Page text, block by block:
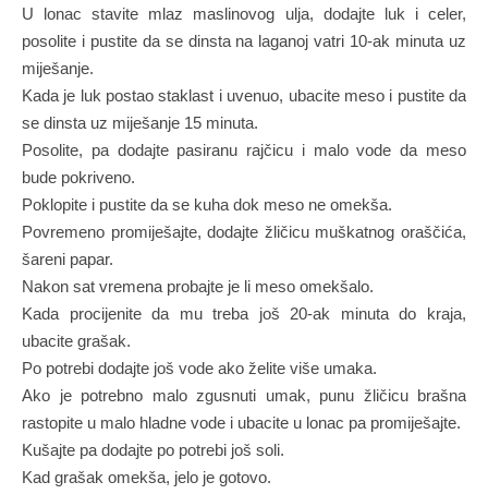
U lonac stavite mlaz maslinovog ulja, dodajte luk i celer,
posolite i pustite da se dinsta na laganoj vatri 10-ak minuta uz
miješanje.
Kada je luk postao staklast i uvenuo, ubacite meso i pustite da
se dinsta uz miješanje 15 minuta.
Posolite, pa dodajte pasiranu rajčicu i malo vode da meso
bude pokriveno.
Poklopite i pustite da se kuha dok meso ne omekša.
Povremeno promiješajte, dodajte žličicu muškatnog oraščića,
šareni papar.
Nakon sat vremena probajte je li meso omekšalo.
Kada procijenite da mu treba još 20-ak minuta do kraja,
ubacite grašak.
Po potrebi dodajte još vode ako želite više umaka.
Ako je potrebno malo zgusnuti umak, punu žličicu brašna
rastopite u malo hladne vode i ubacite u lonac pa promiješajte.
Kušajte pa dodajte po potrebi još soli.
Kad grašak omekša, jelo je gotovo.